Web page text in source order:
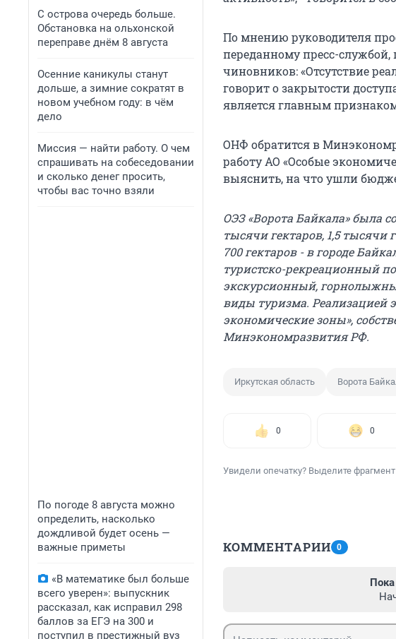
С острова очередь больше.
Обстановка на ольхонской
переправе днём 8 августа
Осенние каникулы станут
дольше, а зимние сократят в
новом учебном году: в чём
дело
Миссия — найти работу. О чем
спрашивать на собеседовании
и сколько денег просить,
чтобы вас точно взяли
По погоде 8 августа можно
определить, насколько
дождливой будет осень —
важные приметы
«В математике был больше
всего уверен»: выпускник
рассказал, как исправил 298
баллов за ЕГЭ на 300 и
поступил в престижный вуз
По мнению руководителя
переданному пресс-службой,
чиновников: «Отсутствие
говорит о закрытости
является главным
ОНФ обратится в
работу АО «Особые
выяснить, на что ушли
ОЭЗ «Ворота Байкала» была
тысячи гектаров, 1,5 тысячи
700 гектаров - в городе
туристско-рекреационный
экскурсионный,
виды туризма. Реализацией
экономические зоны»,
Минэкономразвития РФ.
Иркутская область Ворота
0 0
Увидели опечатку? Выделите
КОММЕНТАРИИ 0